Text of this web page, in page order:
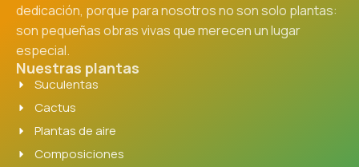
dedicación, porque para nosotros no son solo plantas:
son pequeñas obras vivas que merecen un lugar
especial.
Nuestras plantas
Suculentas
Cactus
Plantas de aire
Composiciones